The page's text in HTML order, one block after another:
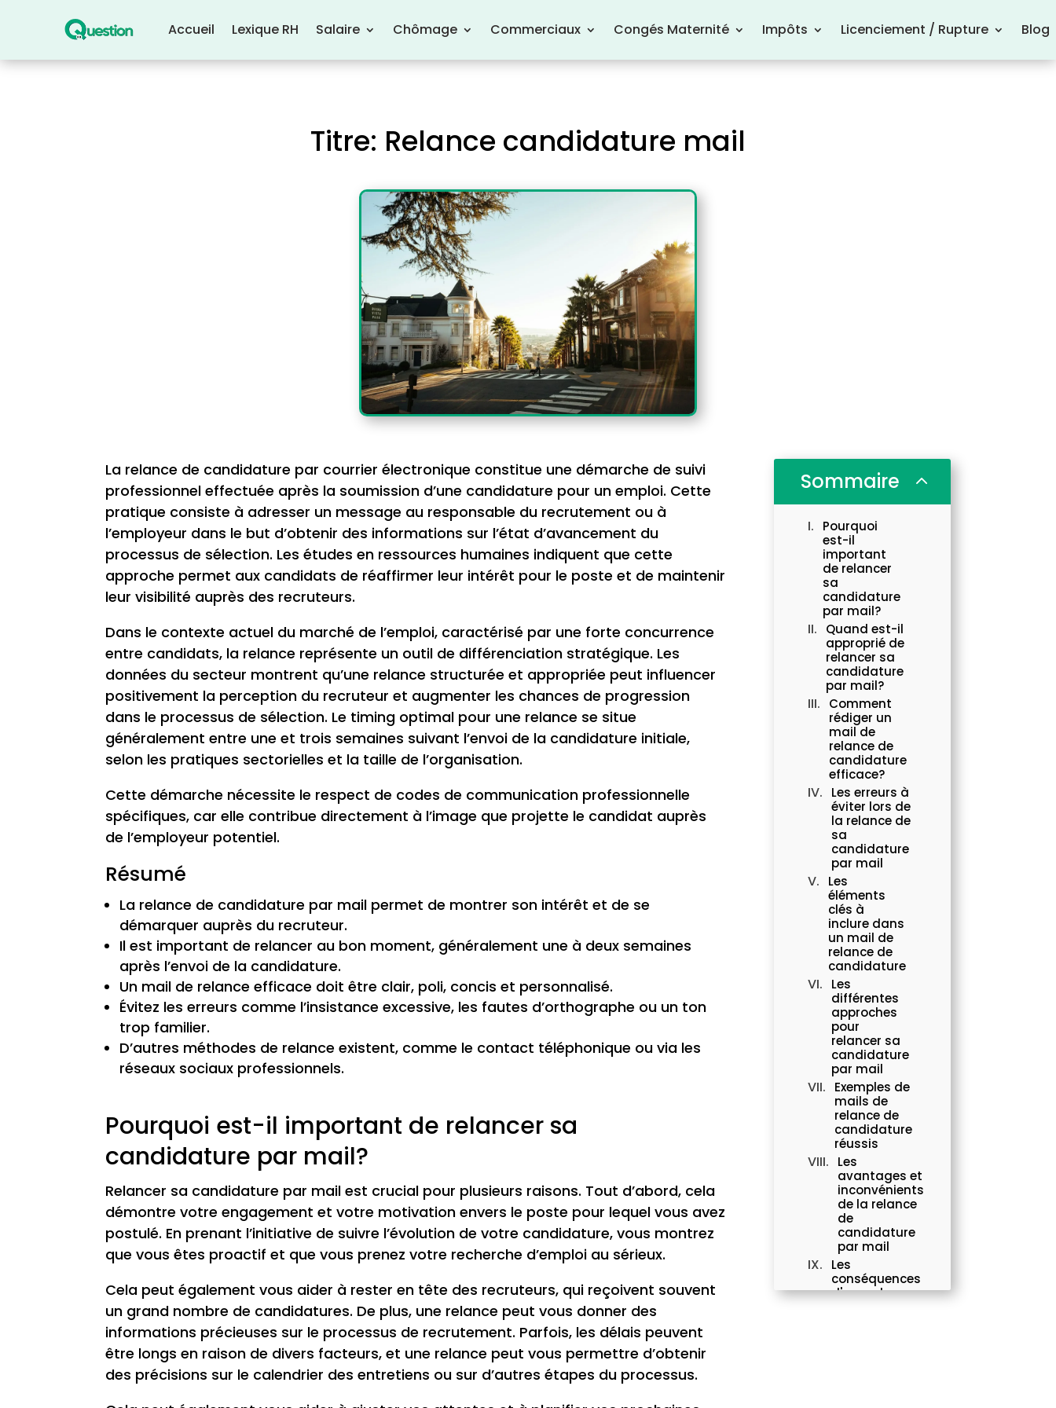
Accueil Lexique RH Salaire Chômage Commerciaux Congés Maternité Impôts Licenciement / Rupture Blog
Titre: Relance candidature mail
La relance de candidature par courrier électronique constitue une démarche de suivi
professionnel effectuée après la soumission d’une candidature pour un emploi. Cette
pratique consiste à adresser un message au responsable du recrutement ou à
l’employeur dans le but d’obtenir des informations sur l’état d’avancement du
processus de sélection. Les études en ressources humaines indiquent que cette
approche permet aux candidats de réaffirmer leur intérêt pour le poste et de maintenir
leur visibilité auprès des recruteurs.
Dans le contexte actuel du marché de l’emploi, caractérisé par une forte concurrence
entre candidats, la relance représente un outil de différenciation stratégique. Les
données du secteur montrent qu’une relance structurée et appropriée peut influencer
positivement la perception du recruteur et augmenter les chances de progression
dans le processus de sélection. Le timing optimal pour une relance se situe
généralement entre une et trois semaines suivant l’envoi de la candidature initiale,
selon les pratiques sectorielles et la taille de l’organisation.
Cette démarche nécessite le respect de codes de communication professionnelle
spécifiques, car elle contribue directement à l’image que projette le candidat auprès
de l’employeur potentiel.
Résumé
La relance de candidature par mail permet de montrer son intérêt et de se
démarquer auprès du recruteur.
Il est important de relancer au bon moment, généralement une à deux semaines
après l’envoi de la candidature.
Un mail de relance efficace doit être clair, poli, concis et personnalisé.
Évitez les erreurs comme l’insistance excessive, les fautes d’orthographe ou un ton
trop familier.
D’autres méthodes de relance existent, comme le contact téléphonique ou via les
réseaux sociaux professionnels.
Pourquoi est-il important de relancer sa
candidature par mail?
Relancer sa candidature par mail est crucial pour plusieurs raisons. Tout d’abord, cela
démontre votre engagement et votre motivation envers le poste pour lequel vous avez
postulé. En prenant l’initiative de suivre l’évolution de votre candidature, vous montrez
que vous êtes proactif et que vous prenez votre recherche d’emploi au sérieux.
Cela peut également vous aider à rester en tête des recruteurs, qui reçoivent souvent
un grand nombre de candidatures. De plus, une relance peut vous donner des
informations précieuses sur le processus de recrutement. Parfois, les délais peuvent
être longs en raison de divers facteurs, et une relance peut vous permettre d’obtenir
des précisions sur le calendrier des entretiens ou sur d’autres étapes du processus.
Sommaire 2
Pourquoi
est-il
important
de relancer
sa
candidature
par mail?
Quand est-il
approprié de
relancer sa
candidature
par mail?
Comment
rédiger un
mail de
relance de
candidature
efficace?
Les erreurs à
éviter lors de
la relance de
sa
candidature
par mail
Les
éléments
clés à
inclure dans
un mail de
relance de
candidature
Les
différentes
approches
pour
relancer sa
candidature
par mail
Exemples de
mails de
relance de
candidature
réussis
Les
avantages et
inconvénients
de la relance
de
candidature
par mail
Les
conséquences
d'une relance